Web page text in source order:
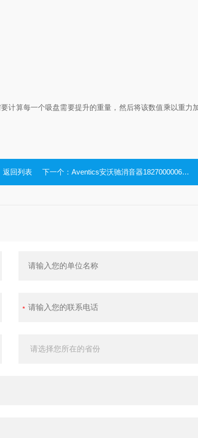
计算每一个吸盘需要提升的重量，然后将该数值乘以重力
返回列表 下一个： Aventics安沃驰消音器1827000006安装配件